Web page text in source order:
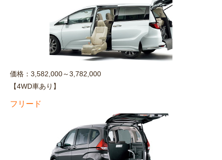
価格：3,582,000～3,782,000
【4WD車あり】
フリード